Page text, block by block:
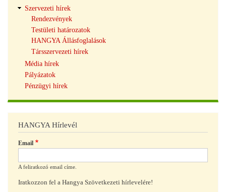
Szervezeti hírek
Rendezvények
Testületi határozatok
HANGYA Állásfoglalások
Társszervezeti hírek
Média hírek
Pályázatok
Pénzügyi hírek
HANGYA Hírlevél
Email
A feliratkozó email címe.
Iratkozzon fel a Hangya Szövetkezeti hírlevelére!